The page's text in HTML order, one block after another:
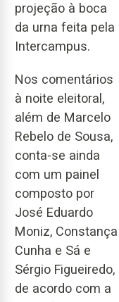
projeção à boca
da urna feita pela
Intercampus.
Nos comentários
à noite eleitoral,
além de Marcelo
Rebelo de Sousa,
conta-se ainda
com um painel
composto por
José Eduardo
Moniz, Constança
Cunha e Sá e
Sérgio Figueiredo,
de acordo com a